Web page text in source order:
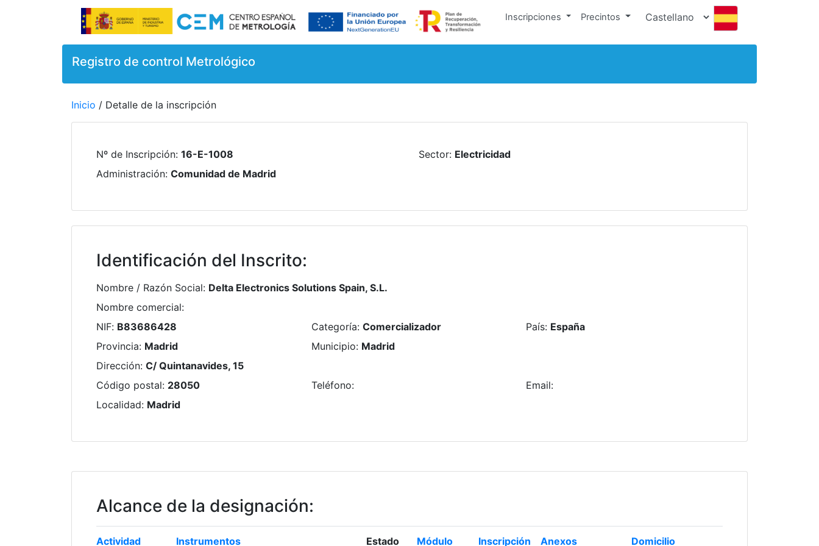
Inscripciones Precintos
Registro de control Metrológico
Inicio / Detalle de la inscripción
Nº de Inscripción: 16-E-1008 Sector: Electricidad
Administración: Comunidad de Madrid
Identificación del Inscrito:
Nombre / Razón Social: Delta Electronics Solutions Spain, S.L.
Nombre comercial:
NIF: B83686428 Categoría: Comercializador País: España
Provincia: Madrid Municipio: Madrid
Dirección: C/ Quintanavides, 15
Código postal: 28050 Teléfono: Email:
Localidad: Madrid
Alcance de la designación:
Actividad Instrumentos Estado Módulo Inscripción Anexos Domicilio